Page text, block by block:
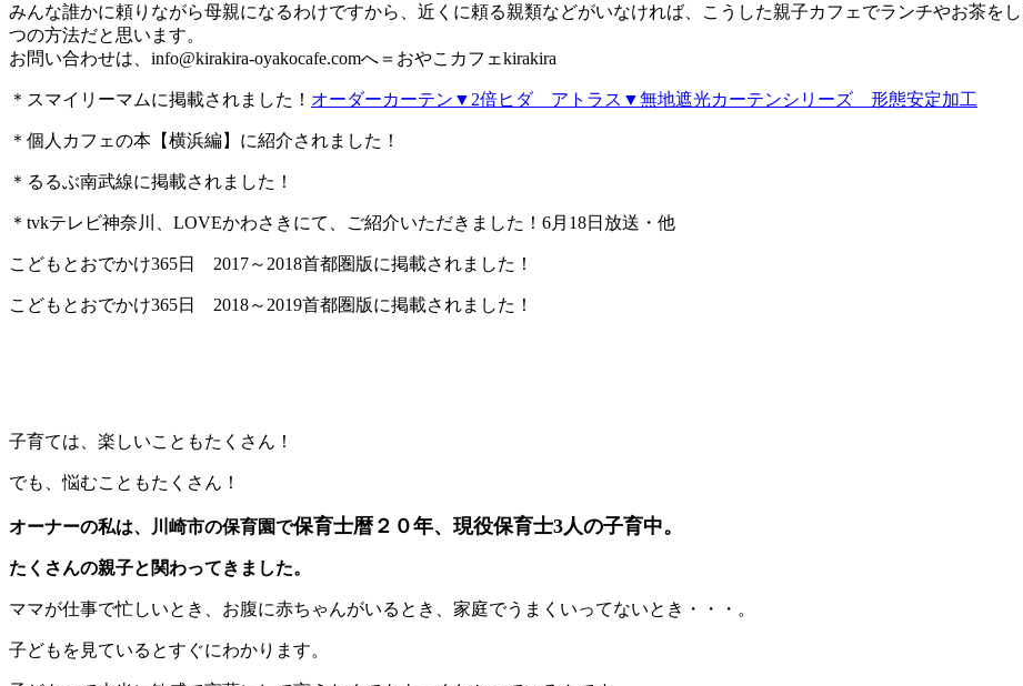
みんな誰かに頼りながら母親になるわけですから、近くに頼る親類などがいなければ、こうした親子カフェでランチやお茶を
つの方法だと思います。
お問い合わせは、 info@kirakira-oyakocafe.comへ＝おやこカフェkirakira
＊スマイリーマムに掲載されました！ オーダーカーテン▼2倍ヒダ アトラス▼無地遮光カーテンシリーズ 形態安定加工
＊個人カフェの本【横浜編】に紹介されました！
＊るるぶ南武線に掲載されました！
＊tvkテレビ神奈川、LOVEかわさきにて、ご紹介いただきました！6月18日放送・他
こどもとおでかけ365日 2017～2018首都圏版に掲載されました！
こどもとおでかけ365日 2018～2019首都圏版に掲載されました！
子育ては、楽しいこともたくさん！
でも、悩むこともたくさん！
オーナーの私は、川崎市の保育園で保育士暦２０年、現役保育士3人の子育中。
たくさんの親子と関わってきました。
ママが仕事で忙しいとき、お腹に赤ちゃんがいるとき、家庭でうまくいってないとき・・・。
子どもを見ているとすぐにわかります。